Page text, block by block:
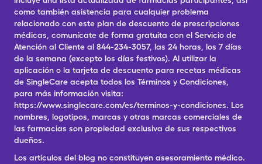
como también asistencia para cualquier problema
relacionado con este plan de descuento de prescripciones
médicas, comunícate de forma gratuita con el Servicio de
Atención al Cliente al 844-234-3057, las 24 horas, los 7 días
de la semana (excepto los días festivos). Al utilizar la
aplicación o la tarjeta de descuento para recetas médicas
de SingleCare acepta todos los Términos y Condiciones,
para más información visita:
https://www.singlecare.com/es/terminos-y-condiciones. Los
nombres, logotipos, marcas y otras marcas comerciales de
las farmacias son propiedad exclusiva de sus respectivos
dueños.
Los artículos del blog no constituyen asesoramiento médico.